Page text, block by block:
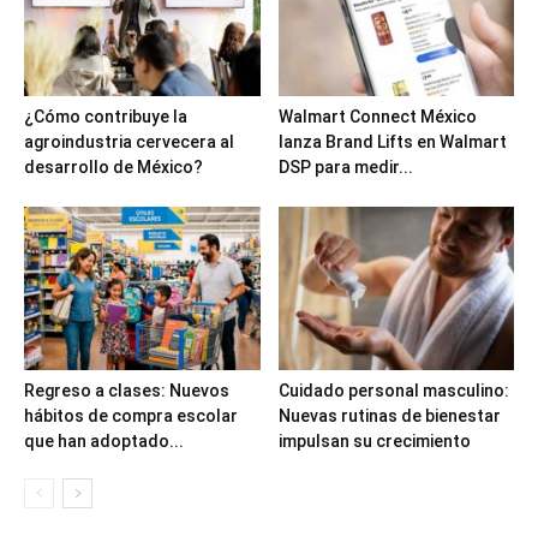
¿Cómo contribuye la
agroindustria cervecera al
desarrollo de México?
Walmart Connect México
lanza Brand Lifts en Walmart
DSP para medir...
Regreso a clases: Nuevos
hábitos de compra escolar
que han adoptado...
Cuidado personal masculino:
Nuevas rutinas de bienestar
impulsan su crecimiento